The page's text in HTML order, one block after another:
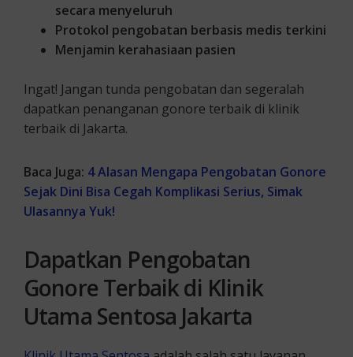
secara menyeluruh
Protokol pengobatan berbasis medis terkini
Menjamin kerahasiaan pasien
Ingat! Jangan tunda pengobatan dan segeralah
dapatkan penanganan gonore terbaik di klinik
terbaik di Jakarta.
Baca Juga: 4 Alasan Mengapa Pengobatan Gonore
Sejak Dini Bisa Cegah Komplikasi Serius, Simak
Ulasannya Yuk!
Dapatkan Pengobatan
Gonore Terbaik di Klinik
Utama Sentosa Jakarta